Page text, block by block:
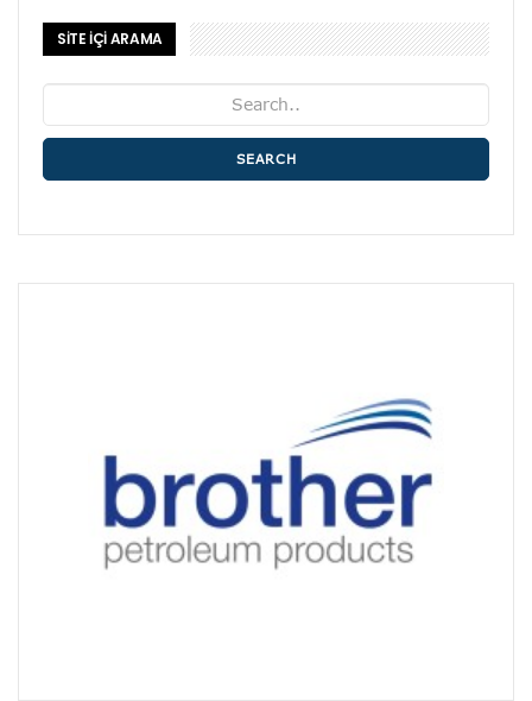
SİTE İÇİ ARAMA
SEARCH